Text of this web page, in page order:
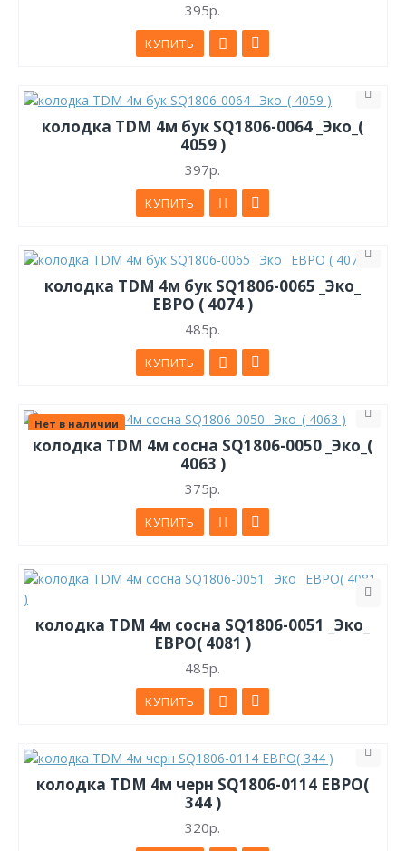
395р.
КУПИТЬ
колодка TDM 4м бук SQ1806-0064 _Эко_(
4059 )
397р.
КУПИТЬ
колодка TDM 4м бук SQ1806-0065 _Эко_
ЕВРО ( 4074 )
485р.
КУПИТЬ
Нет в наличии
колодка TDM 4м сосна SQ1806-0050 _Эко_(
4063 )
375р.
КУПИТЬ
колодка TDM 4м сосна SQ1806-0051 _Эко_
ЕВРО( 4081 )
485р.
КУПИТЬ
колодка TDM 4м черн SQ1806-0114 ЕВРО(
344 )
320р.